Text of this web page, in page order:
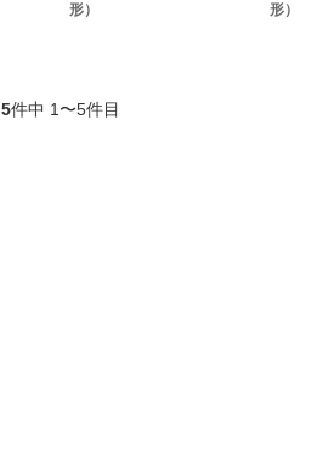
形）
形）
5件中 1〜5件目